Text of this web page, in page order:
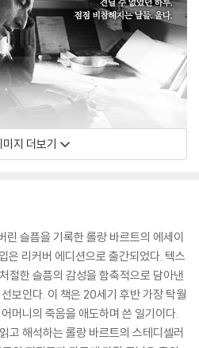
지 더보기
린 슬픔을 기록한 롤랑 바르트의 에세이
은 리커버 에디션으로 출간되었다. 텍스
절한 슬픔의 감성을 함축적으로 담아낸
보인다. 이 책은 20세기 후반 가장 탁월
머니의 죽음을 애도하며 쓴 일기이다.
고 해석하는 롤랑 바르트의 스테디셀러